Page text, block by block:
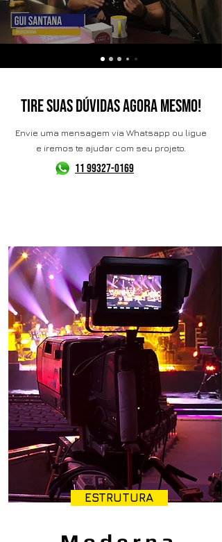
TIRE SUAS DÚVIDAS AGORA MESMO!
Envie uma mensagem via Whatsapp ou ligue
e iremos te ajudar com seu projeto.
11 99327-0169
ESTRUTURA